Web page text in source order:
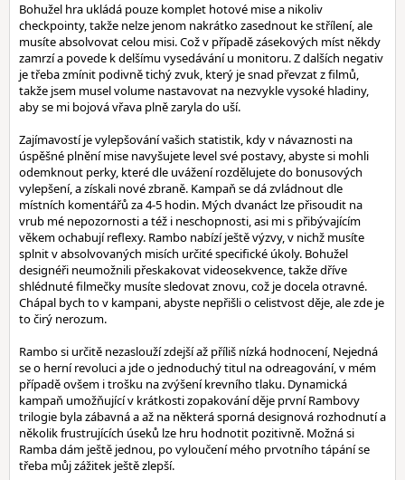
Bohužel hra ukládá pouze komplet hotové mise a nikoliv
checkpointy, takže nelze jenom nakrátko zasednout ke střílení, ale
musíte absolvovat celou misi. Což v případě zásekových míst někdy
zamrzí a povede k delšímu vysedávání u monitoru. Z dalších negativ
je třeba zmínit podivně tichý zvuk, který je snad převzat z filmů,
takže jsem musel volume nastavovat na nezvykle vysoké hladiny,
aby se mi bojová vřava plně zaryla do uší.
Zajímavostí je vylepšování vašich statistik, kdy v návaznosti na
úspěšné plnění mise navyšujete level své postavy, abyste si mohli
odemknout perky, které dle uvážení rozdělujete do bonusových
vylepšení, a získali nové zbraně. Kampaň se dá zvládnout dle
místních komentářů za 4-5 hodin. Mých dvanáct lze přisoudit na
vrub mé nepozornosti a též i neschopnosti, asi mi s přibývajícím
věkem ochabují reflexy. Rambo nabízí ještě výzvy, v nichž musíte
splnit v absolvovaných misích určité specifické úkoly. Bohužel
designéři neumožnili přeskakovat videosekvence, takže dříve
shlédnuté filmečky musíte sledovat znovu, což je docela otravné.
Chápal bych to v kampani, abyste nepřišli o celistvost děje, ale zde je
to čirý nerozum.
Rambo si určitě nezaslouží zdejší až příliš nízká hodnocení, Nejedná
se o herní revoluci a jde o jednoduchý titul na odreagování, v mém
případě ovšem i trošku na zvýšení krevního tlaku. Dynamická
kampaň umožňující v krátkosti zopakování děje první Rambovy
trilogie byla zábavná a až na některá sporná designová rozhodnutí a
několik frustrujících úseků lze hru hodnotit pozitivně. Možná si
Ramba dám ještě jednou, po vyloučení mého prvotního tápání se
třeba můj zážitek ještě zlepší.